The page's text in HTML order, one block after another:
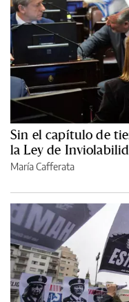
Sin el capítulo de
la Ley de
María Cafferata